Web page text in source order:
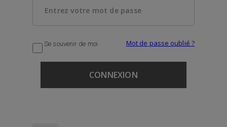
Se souvenir de moi Mot de passe oublié ?